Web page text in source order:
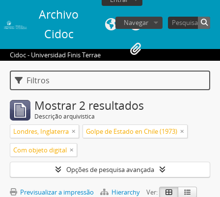
Archivo
Cidoc
Navegar
Cidoc - Universidad Finis Terrae
Filtros
Mostrar 2 resultados
Descrição arquivística
Londres, Inglaterra Golpe de Estado en Chile (1973)
Com objeto digital
Opções de pesquisa avançada
Previsualizar a impressão Hierarchy
Ver: